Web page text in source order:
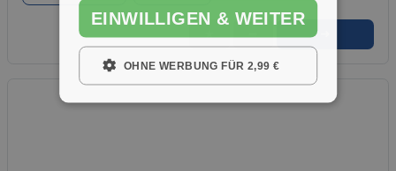
★ ➦
EINWILLIGEN & WEITER
OHNE WERBUNG FÜR 2,99 €